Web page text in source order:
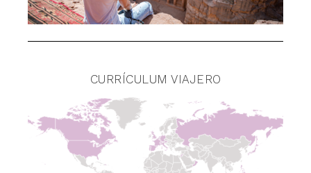
CURRÍCULUM VIAJERO